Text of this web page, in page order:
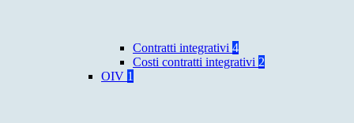
Contratti integrativi 4
Costi contratti integrativi 2
OIV 1